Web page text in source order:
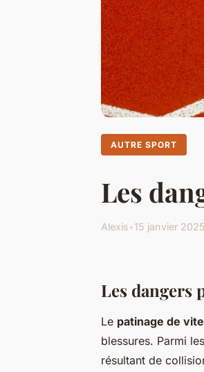
AUTRE SPORT
Les
Alexis•15 janvier 2025
Les dangers
Le patinage de
blessures. Parmi
résultant de